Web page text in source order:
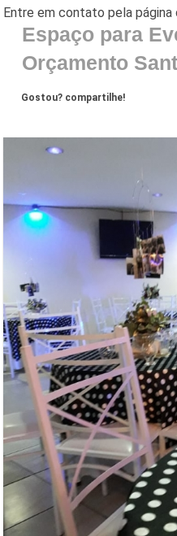
Espaço para
Orçamento
Gostou? compartilhe!